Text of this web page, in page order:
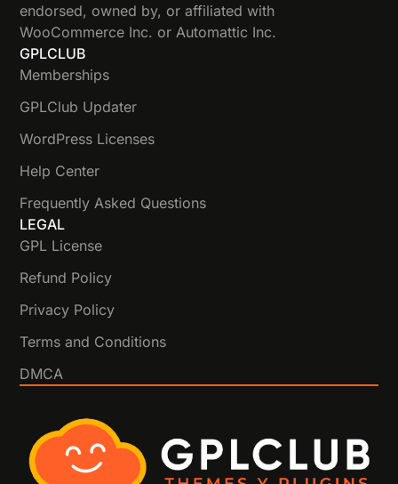
endorsed, owned by, or affiliated with
WooCommerce Inc. or Automattic Inc.
GPLCLUB
Memberships
GPLClub Updater
WordPress Licenses
Help Center
Frequently Asked Questions
LEGAL
GPL License
Refund Policy
Privacy Policy
Terms and Conditions
DMCA